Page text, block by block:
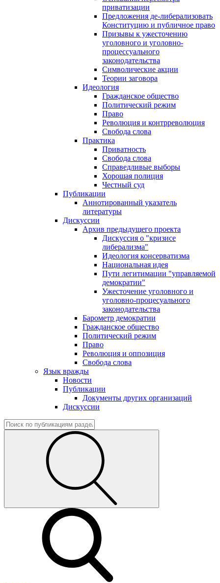
приватизации
Предложения де-либерализовать
Конституцию и публичное право
Призывы к ужесточению
уголовного и уголовно-
процессуального
законодательства
Символические акции
Теории заговора
Идеология
Гражданское общество
Политический режим
Право
Революция и контрреволюция
Свобода слова
Практика
Приватность
Свобода слова
Справедливые выборы
Хорошая полиция
Честный суд
Публикации
Аннотированный указатель
литературы
Дискуссии
Архив предыдущего проекта
Дискуссия о "кризисе
либерализма"
Идеология консерватизма
Национальная идея
Пути легитимации "управляемой
демократии"
Ужесточение уголовного и
уголовно-процесуального
законодательства
Барометр демократии
Гражданское общество
Политический режим
Право
Революция и оппозиция
Свобода слова
Язык вражды
Новости
Публикации
Документы других организаций
Дискуссии